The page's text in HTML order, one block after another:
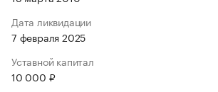
Дата ликвидации
7 февраля 2025
Уставной капитал
10 000 ₽